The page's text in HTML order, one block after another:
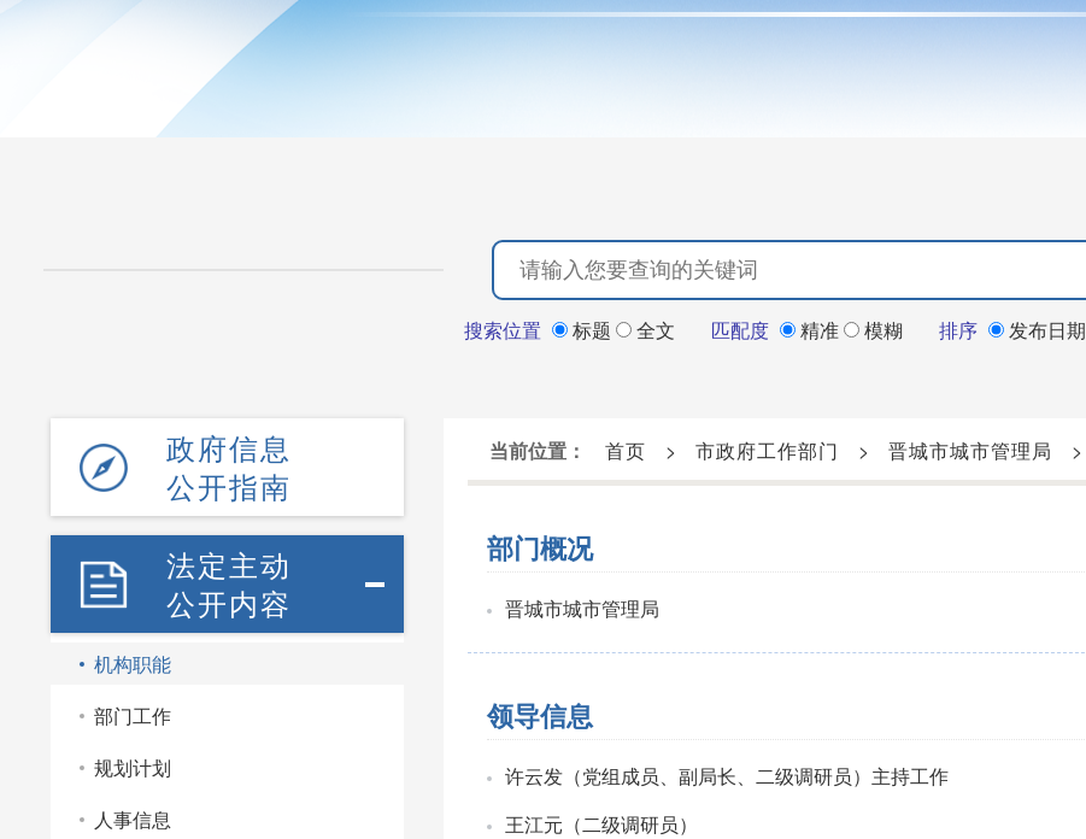
搜索位置 标题 全文 匹配度 精准 模糊 排序 发布日期
政府信息
公开指南
法定主动
公开内容
机构职能
部门工作
规划计划
人事信息
当前位置： 首页 > 市政府工作部门 > 晋城市城市管理局 >
部门概况
晋城市城市管理局
领导信息
许云发（党组成员、副局长、二级调研员）主持工作
王江元（二级调研员）